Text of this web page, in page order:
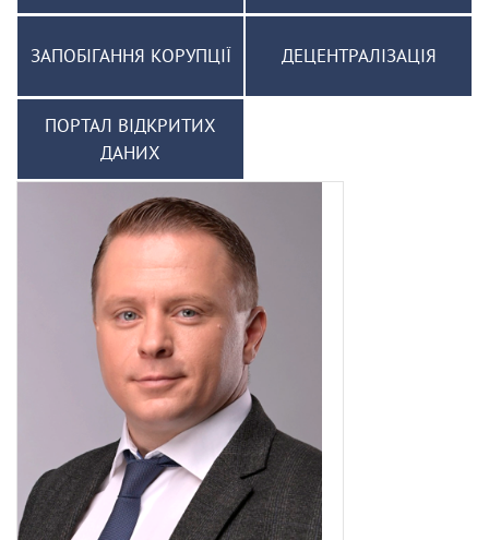
ЗАПОБІГАННЯ КОРУПЦІЇ ДЕЦЕНТРАЛІЗАЦІЯ
ПОРТАЛ ВІДКРИТИХ
ДАНИХ